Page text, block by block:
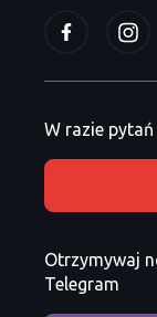
W razie
Otrzymywaj
Telegram